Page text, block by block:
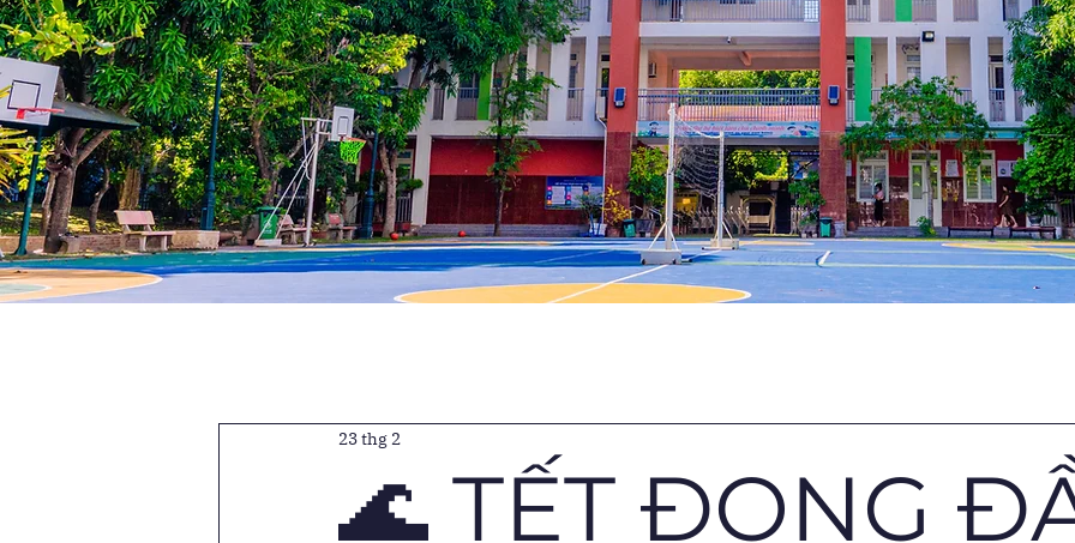
🌊 TẾT ĐONG
23 thg 2